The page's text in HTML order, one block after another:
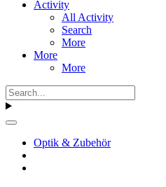
Activity
All Activity
Search
More
More
More
Optik & Zubehör